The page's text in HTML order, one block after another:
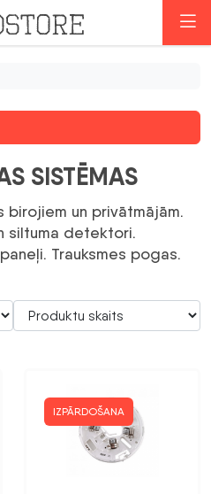
SISTĒMAS
un privātmājām.
siltuma detektori.
Trauksmes pogas.
IZPĀRDOŠANA